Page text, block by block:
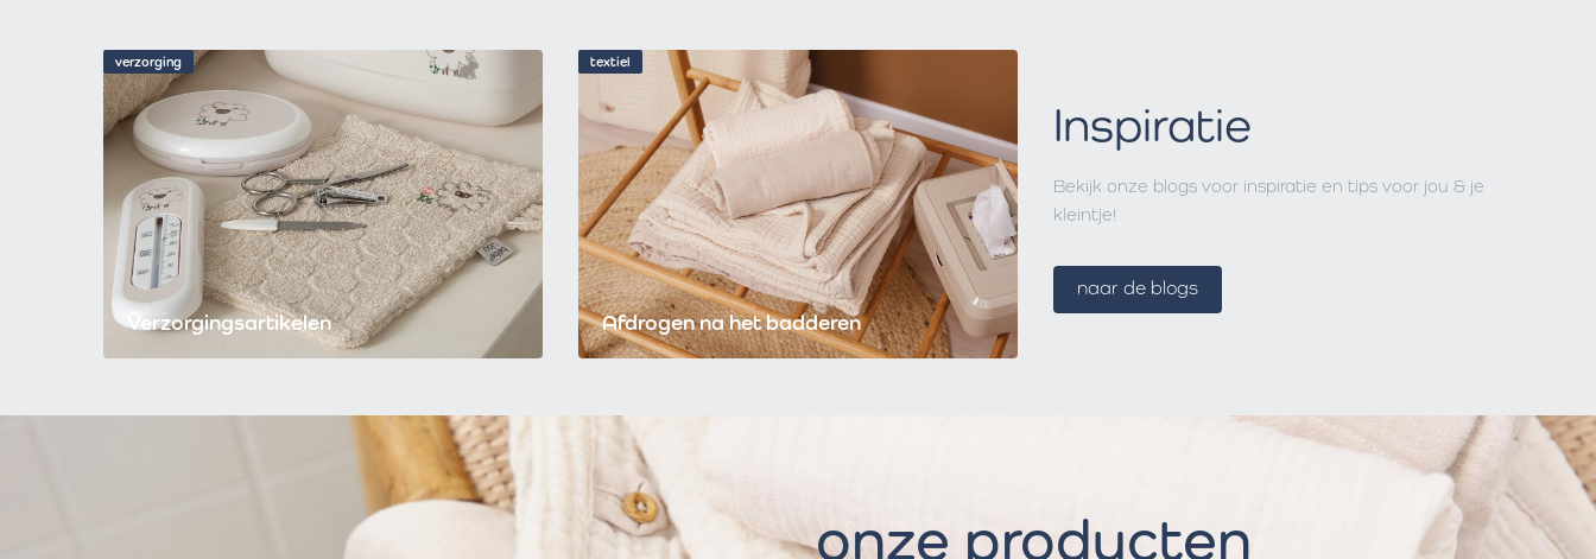
verzorging
Verzorgingsartikelen
textiel
Afdrogen na het badderen
Inspiratie
Bekijk onze blogs voor inspiratie en tips voor jou & je
kleintje!
naar de blogs
onze producten